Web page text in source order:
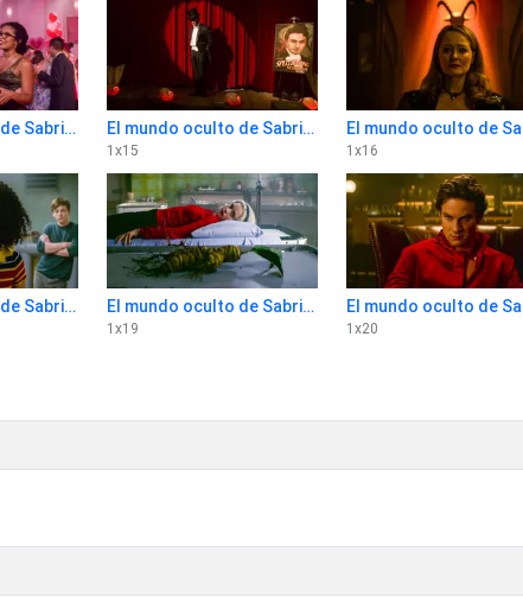
El mundo oculto de Sabrina 1x14 El mundo oculto de Sabrina 1x15
1 x15 1 x16
El mundo oculto de Sabrina 1x18 El mundo oculto de Sabrina 1x19
1 x19 1 x20